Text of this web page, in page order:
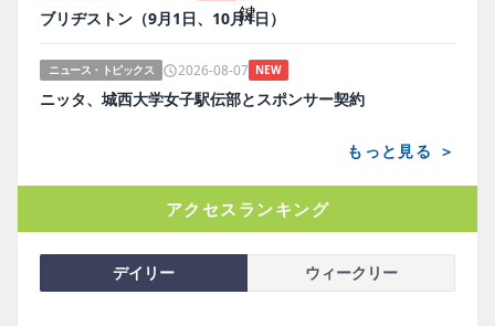
ブリヂストン（9月1日、10月1日）
ニュース・トピックス 2026-08-07 NEW
ニッタ、城西大学女子駅伝部とスポンサー契約
もっと見る ＞
アクセスランキング
デイリー ウィークリー